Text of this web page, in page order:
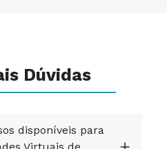
Dúvidas
disponíveis para